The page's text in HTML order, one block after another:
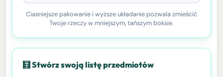
Ciasniejsze pakowanie i wyższe układanie pozwala zmieścić
Twoje rzeczy w mniejszym, tańszym boksie.
🧮 Stwórz swoją listę przedmiotów